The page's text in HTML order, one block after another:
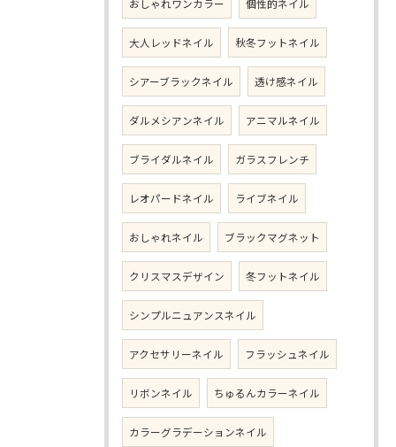
おしゃれワンカラー 個性的ネイル
大人レッドネイル 秋冬フットネイル
シアーブラックネイル 透け感ネイル
ダルメシアンネイル アニマルネイル
ブライダルネイル ガラスフレンチ
レオパードネイル ライブネイル
おしゃれネイル ブラックマグネット
クリスマスデザイン 冬フットネイル
シンプルニュアンスネイル
アクセサリーネイル フラッシュネイル
リボンネイル ちゅるんカラーネイル
カラーグラデーションネイル